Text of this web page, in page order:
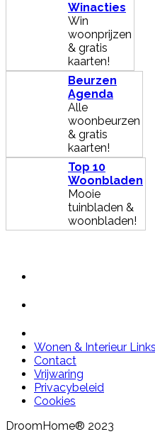
Winacties
Win
woonprijzen
& gratis
kaarten!
Beurzen
Agenda
Alle
woonbeurzen
& gratis
kaarten!
Top 10
Woonbladen
Mooie
tuinbladen &
woonbladen!
Wonen & Interieur Links
Contact
Vrijwaring
Privacybeleid
Cookies
DroomHome® 2023